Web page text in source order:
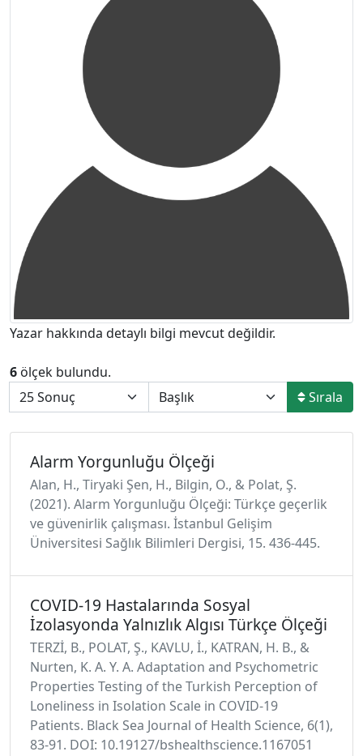
Yazar hakkında detaylı bilgi mevcut değildir.
6 ölçek bulundu.
Sırala
Alarm Yorgunluğu Ölçeği
Alan, H., Tiryaki Şen, H., Bilgin, O., & Polat, Ş.
(2021). Alarm Yorgunluğu Ölçeği: Türkçe geçerlik
ve güvenirlik çalışması. İstanbul Gelişim
Üniversitesi Sağlık Bilimleri Dergisi, 15. 436-445.
COVID-19 Hastalarında Sosyal
İzolasyonda Yalnızlık Algısı Türkçe Ölçeği
TERZİ, B., POLAT, Ş., KAVLU, İ., KATRAN, H. B., &
Nurten, K. A. Y. A. Adaptation and Psychometric
Properties Testing of the Turkish Perception of
Loneliness in Isolation Scale in COVID-19
Patients. Black Sea Journal of Health Science, 6(1),
83-91. DOI: 10.19127/bshealthscience.1167051